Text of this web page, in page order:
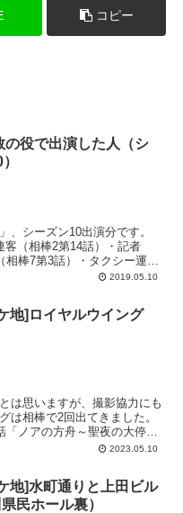
コピー
の役で出演した人（シ
、シーズン10出演分です。
（相棒2第14話）・記者
相棒7第3話）・タクシー運転
2019.05.10
地]ロイヤルウイング
は思いますが、撮影協力にも
は相棒で2回出てきました。
「ノアの方舟～聖夜の大停電
標的は豪華客船？...2023.05.10
地]水町通りと上田ビル
県民ホール裏）